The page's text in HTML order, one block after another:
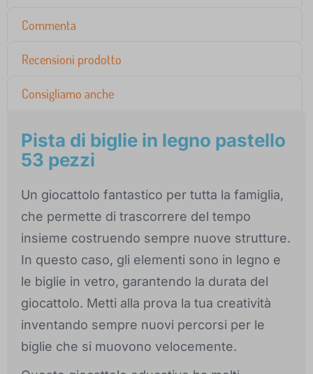
Commenta
Recensioni prodotto
Consigliamo anche
Pista di biglie in legno pastello
53 pezzi
Un giocattolo fantastico per tutta la famiglia,
che permette di trascorrere del tempo
insieme costruendo sempre nuove strutture.
In questo caso, gli elementi sono in legno e
le biglie in vetro, garantendo la durata del
giocattolo. Metti alla prova la tua creatività
inventando sempre nuovi percorsi per le
biglie che si muovono velocemente.